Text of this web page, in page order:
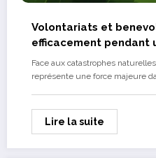
Volontariats et
efficacement pendant
naturelle
Face aux catastrophes
représente une force majeure
Lire la suite